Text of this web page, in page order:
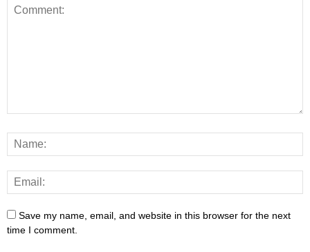
Save my name, email, and website in this browser for the next
time I comment.